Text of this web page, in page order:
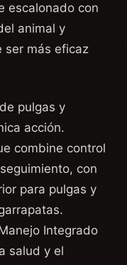
escalonado con
animal y
ser más eficaz
pulgas y
acción.
combine control
con
para pulgas y
Integrado
salud y el